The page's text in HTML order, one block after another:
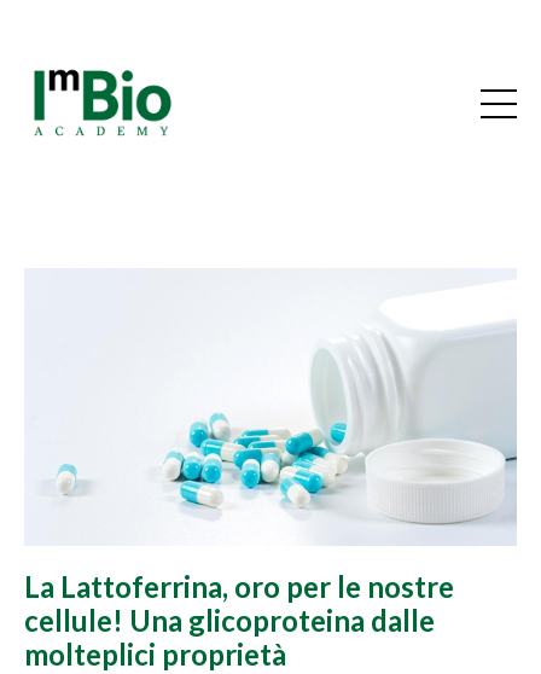
La Lattoferrina, oro per le nostre
cellule! Una glicoproteina dalle
molteplici proprietà